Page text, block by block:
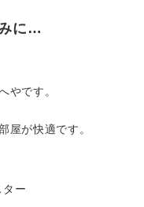
に…
やです。
屋が快適です。
ター